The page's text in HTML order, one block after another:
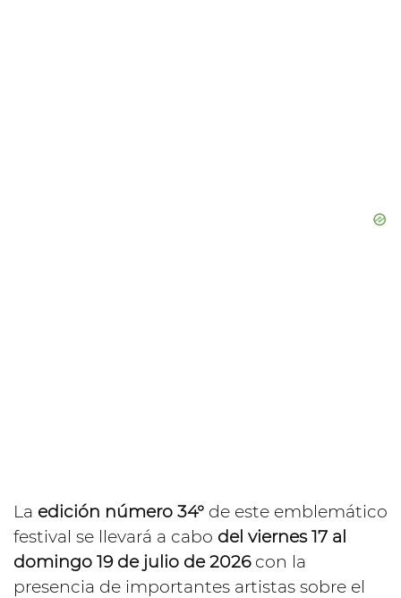
La edición número 34° de este emblemático
festival se llevará a cabo del viernes 17 al
domingo 19 de julio de 2026con la
presencia de importantes artistas sobre el